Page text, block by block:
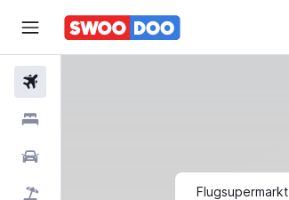
Flugsupermarkt